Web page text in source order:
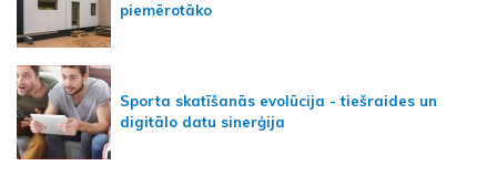
piemērotāko
Sporta skatīšanās evolūcija - tiešraides un
digitālo datu sinerģija